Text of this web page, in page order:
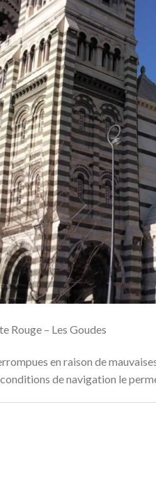
Rouge – Les Goudes
en raison de
de navigation le